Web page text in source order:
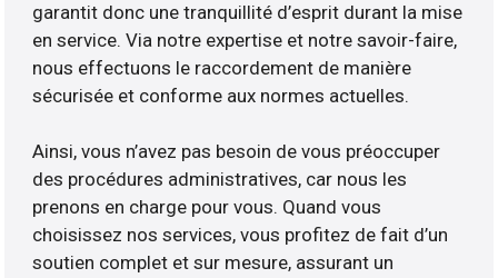
garantit donc une tranquillité d’esprit durant la mise
en service. Via notre expertise et notre savoir-faire,
nous effectuons le raccordement de manière
sécurisée et conforme aux normes actuelles.
Ainsi, vous n’avez pas besoin de vous préoccuper
des procédures administratives, car nous les
prenons en charge pour vous. Quand vous
choisissez nos services, vous profitez de fait d’un
soutien complet et sur mesure, assurant un